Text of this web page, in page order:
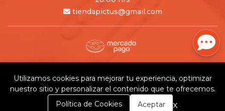
tiendapictus@gmail.com
Creado porBsale
0
Utilizamos cookies para mejorar tu experiencia, optimizar
nuestro sitio y personalizar el contenido que te ofrecemos.
Política de Cookies
Aceptar x